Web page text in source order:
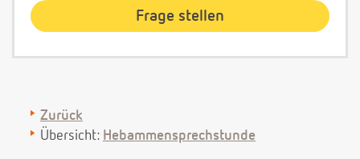
Zurück
Übersicht: Hebammensprechstunde